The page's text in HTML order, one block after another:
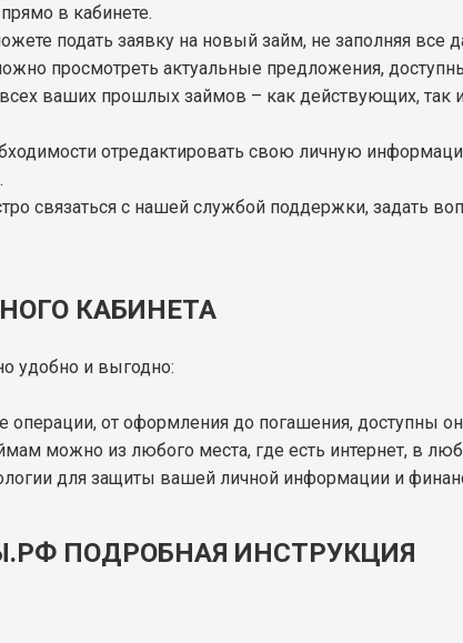
в кабинете.
подать заявку на новый займ, не заполняя все
просмотреть актуальные предложения,
ваших прошлых займов – как действующих, так
отредактировать свою личную
связаться с нашей службой поддержки, задать
КАБИНЕТА
удобно и выгодно:
операции, от оформления до погашения, доступны
можно из любого места, где есть интернет, в
для защиты вашей личной информации и
ПОДРОБНАЯ ИНСТРУКЦИЯ